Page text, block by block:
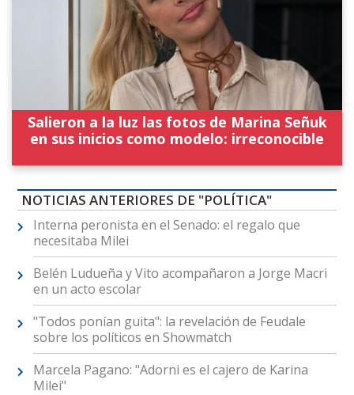
Salieron a la luz las fotos de Marina Señuk
en sus inicios como modelo: irreconocible
NOTICIAS ANTERIORES DE "POLÍTICA"
Interna peronista en el Senado: el regalo que
necesitaba Milei
Belén Ludueña y Vito acompañaron a Jorge Macri
en un acto escolar
"Todos ponían guita": la revelación de Feudale
sobre los políticos en Showmatch
Marcela Pagano: "Adorni es el cajero de Karina
Milei"